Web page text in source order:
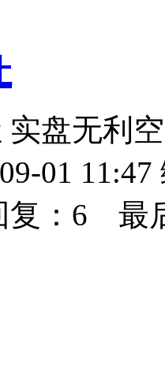
实盘无利
01 11:47
：6 最